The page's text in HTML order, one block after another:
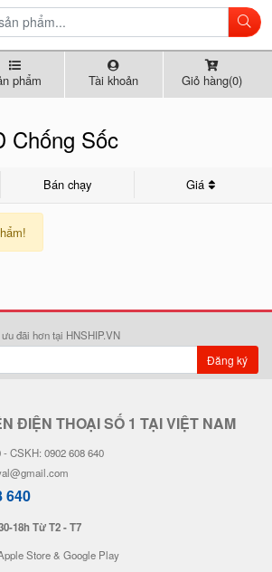
phẩm Tài khoản Giỏ hàng(0)
Chống Sốc
Bán chạy Giá
đãi hơn tại HNSHIP.VN
Đăng ký
ĐIỆN THOẠI SỐ 1 TẠI VIỆT NAM
- CSKH: 0902 608 640
640
18h Từ T2 - T7
Store & Google Play